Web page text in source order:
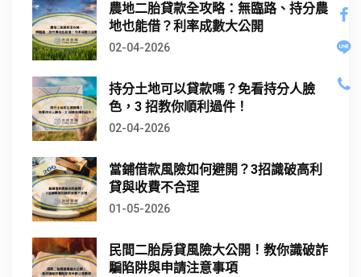
農地二胎貸款全攻略：無臨路、持分農
地也能借？利率成數大公開
02-04-2026
持分土地可以貸款嗎？免看持分人臉
色，3 招教你順利過件！
02-04-2026
當鋪借款風險如何避開？3招識破高利
貸與收費不合理
01-05-2026
民間二胎房貸風險大公開！教你識破詐
騙陷阱與申請注意事項